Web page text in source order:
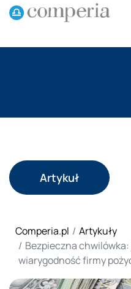
Artykuł
Comperia.pl
Artykuły
Bezpieczna
wiarygodność firmy